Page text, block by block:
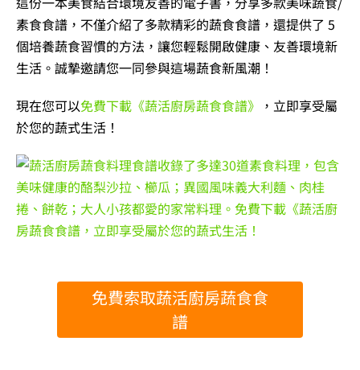
素食食譜，不僅介紹了多款精彩的蔬食食譜，還提供了 5
個培養蔬食習慣的方法，讓您輕鬆開啟健康、友善環境新
生活。誠摯邀請您一同參與這場蔬食新風潮！
現在您可以免費下載《蔬活廚房蔬食食譜》 ，立即享受屬
於您的蔬式生活！
免費索取蔬活廚房蔬食食
譜